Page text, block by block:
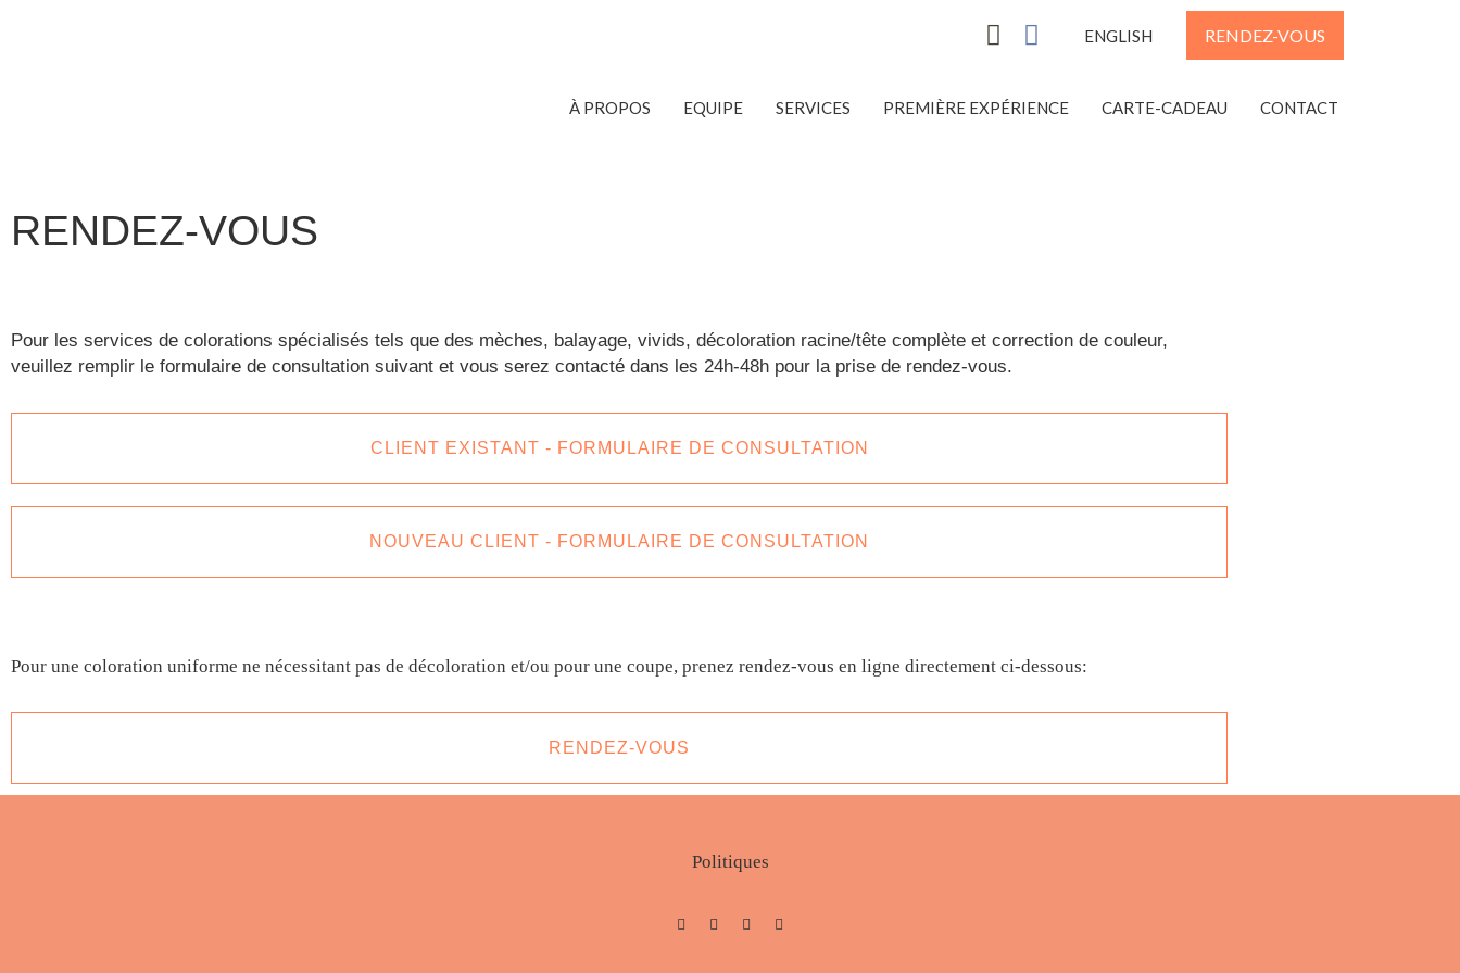
ENGLISH RENDEZ-VOUS
À PROPOS EQUIPE SERVICES PREMIÈRE EXPÉRIENCE CARTE-CADEAU CONTACT
RENDEZ-VOUS
Pour les services de colorations spécialisés tels que des mèches, balayage, vivids, décoloration racine/tête complète et correction de couleur,
veuillez remplir le formulaire de consultation suivant et vous serez contacté dans les 24h-48h pour la prise de rendez-vous.
CLIENT EXISTANT - FORMULAIRE DE CONSULTATION
NOUVEAU CLIENT - FORMULAIRE DE CONSULTATION
Pour une coloration uniforme ne nécessitant pas de décoloration et/ou pour une coupe, prenez rendez-vous en ligne directement ci-dessous:
RENDEZ-VOUS
Politiques